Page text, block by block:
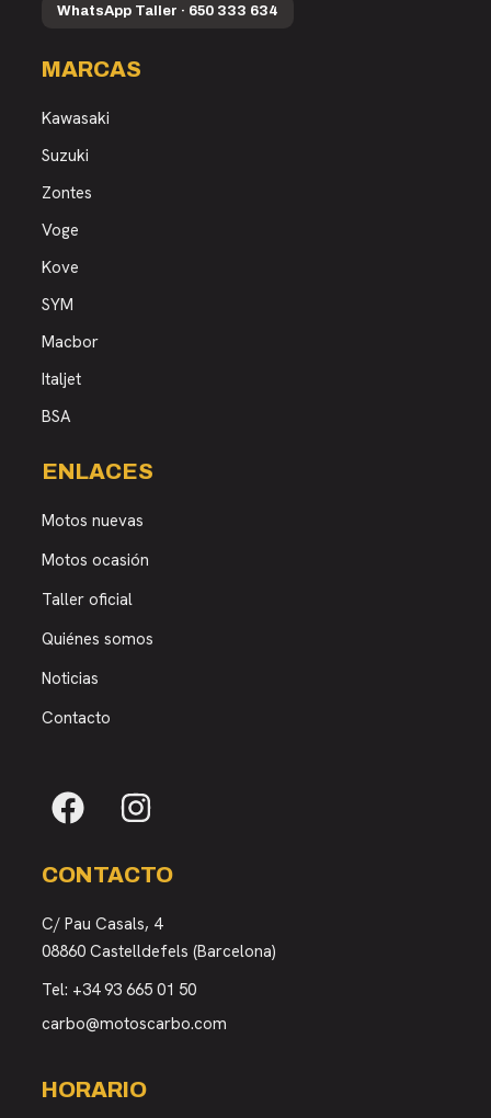
WhatsApp Taller · 650 333 634
MARCAS
Kawasaki
Suzuki
Zontes
Voge
Kove
SYM
Macbor
Italjet
BSA
ENLACES
Motos nuevas
Motos ocasión
Taller oficial
Quiénes somos
Noticias
Contacto
CONTACTO
C/ Pau Casals, 4
08860 Castelldefels (Barcelona)
Tel: +34 93 665 01 50
carbo@motoscarbo.com
HORARIO